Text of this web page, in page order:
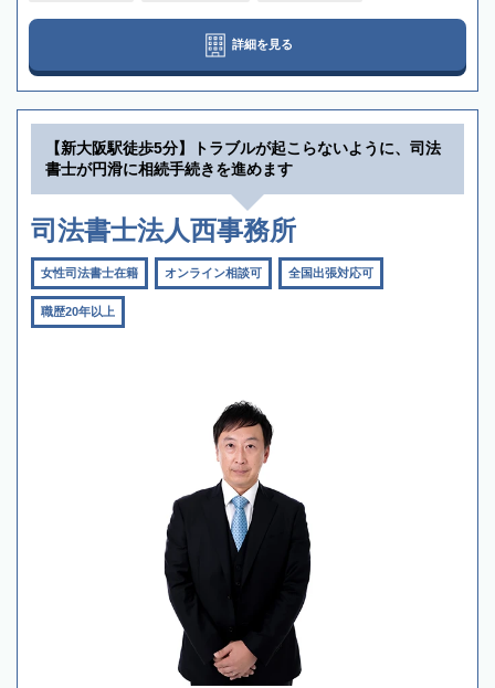
詳細を見る
【新大阪駅徒歩5分】トラブルが起こらないように、司法
書士が円滑に相続手続きを進めます
司法書士法人西事務所
女性司法書士在籍 オンライン相談可 全国出張対応可
職歴20年以上